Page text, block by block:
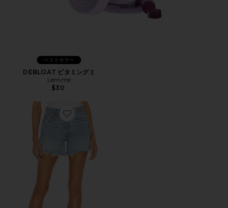
ベストセラー
DEBLOAT ビタミングミ
Lemme
$30
Favorite PARKER LONG ショートパンツ